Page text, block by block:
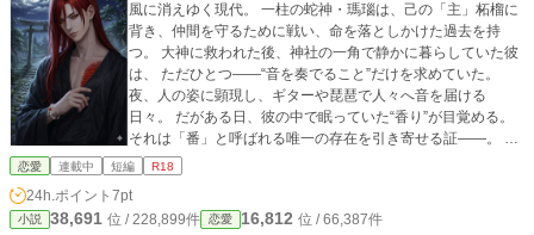
風に消えゆく現代。 一柱の蛇神・瑪瑙は、己の「主」柘榴に
背き、仲間を守るために戦い、命を落としかけた過去を持
つ。 大神に救われた後、神社の一角で静かに暮らしていた彼
は、 ただひとつ――“音を奏でること”だけを求めていた。
夜、人の姿に顕現し、ギターや琵琶で人々へ音を届ける
日々。 だがある日、彼の中で眠っていた“香り”が目覚める。
それは「番」と呼ばれる唯一の存在を引き寄せる証――。 そ
して出会ったのは、霊感を持つひとりの女性、天川紬。 ライ
と、赤い蛇の影を。 惹かれ合う二人。 だが同時に、過去に滅
びたはずの“黒い影”もまた目覚めていく――。 「番を得るこ
恋愛 連載中 短編 R18
24h.ポイント 7pt
小説 38,691 位 / 228,899件 恋愛 16,812 位 / 66,387件